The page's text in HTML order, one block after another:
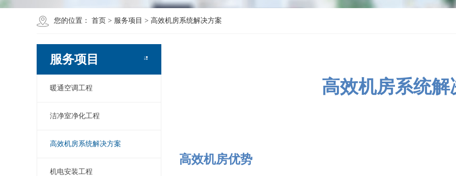
您的位置： 首页 > 服务项目 > 高效机房系统解决方案
服务项目
暖通空调工程
洁净室净化工程
高效机房系统解决方案
机电安装工程
高效机房系统解
高效机房优势